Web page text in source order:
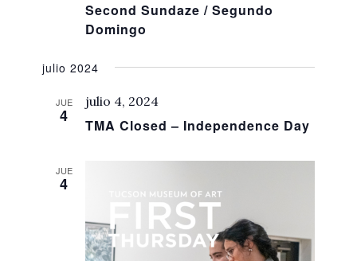
Second Sundaze / Segundo
Domingo
julio 2024
JUE
4 TMA Closed – Independence Day
julio 4, 2024
JUE
4